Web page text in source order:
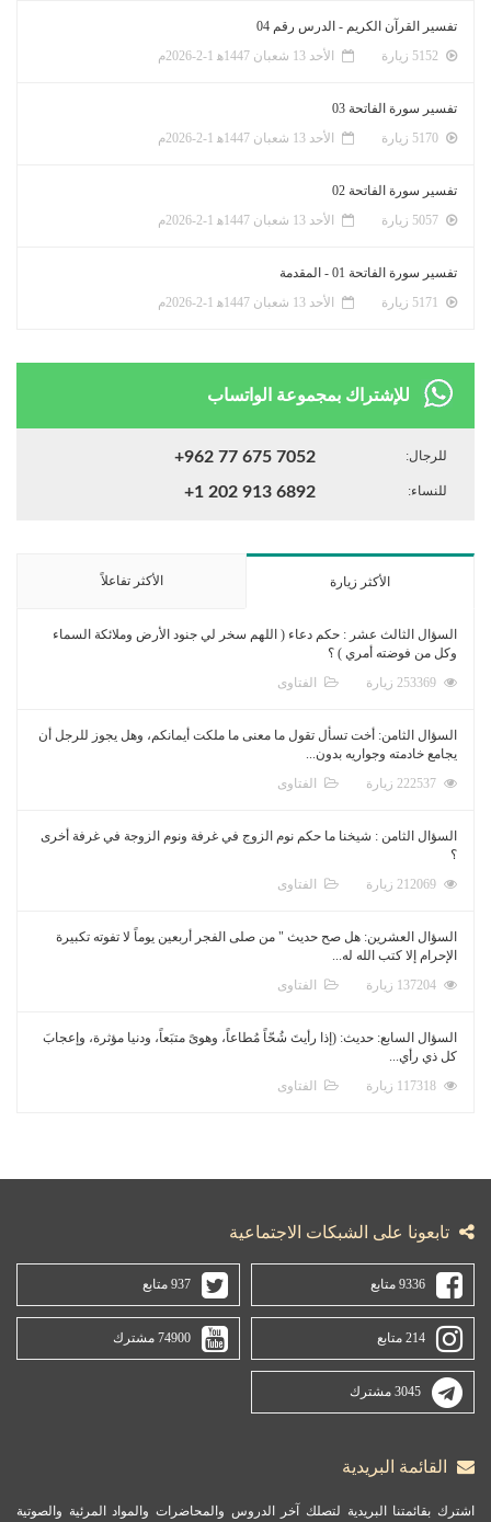
تفسير القرآن الكريم - الدرس رقم 04
الأحد 13 شعبان 1447ﻫ 1-2-2026م
تفسير سورة الفاتحة 03
الأحد 13 شعبان 1447ﻫ 1-2-2026م
تفسير سورة الفاتحة 02
الأحد 13 شعبان 1447ﻫ 1-2-2026م
تفسير سورة الفاتحة 01 - المقدمة
الأحد 13 شعبان 1447ﻫ 1-2-2026م
للإشتراك بمجموعة الواتساب
للرجال: +962 77 675 7052
للنساء: +1 202 913 6892
الأكثر زيارة الأكثر تفاعلاً
السؤال الثالث عشر : حكم دعاء ( اللهم سخر لي جنود الأرض وملائكة السماء
وكل من فوضته أمري ) ؟
الفتاوى
السؤال الثامن: أخت تسأل تقول ما معنى ما ملكت أيمانكم، وهل يجوز للرجل أن
يجامع خادمته وجواريه بدون...
الفتاوى
السؤال الثامن : شيخنا ما حكم نوم الزوج في غرفة ونوم الزوجة في غرفة أخرى
؟
الفتاوى
السؤال العشرين: هل صح حديث " من صلى الفجر أربعين يوماً لا تفوته تكبيرة
الإحرام إلا كتب الله له...
الفتاوى
السؤال السابع: حديث: (إذا رأيتَ شُحّاً مُطاعاً، وهوىً متبَعاً، ودنيا مؤثرة، وإعجابَ
كل ذي رأي...
الفتاوى
تابعونا على الشبكات الاجتماعية
9336 متابع 937 متابع
214 متابع 74900 مشترك
3045 مشترك
القائمة البريدية
اشترك بقائمتنا البريدية لتصلك آخر الدروس والمحاضرات والمواد المرئية والصوتية